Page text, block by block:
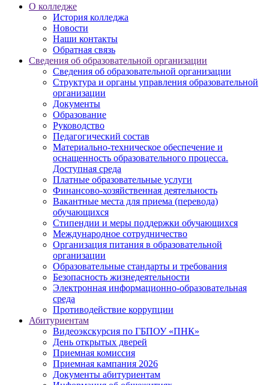
О колледже
История колледжа
Новости
Наши контакты
Обратная связь
Сведения об образовательной организации
Сведения об образовательной организации
Структура и органы управления образовательной
организации
Документы
Образование
Руководство
Педагогический состав
Материально-техническое обеспечение и
оснащенность образовательного процесса.
Доступная среда
Платные образовательные услуги
Финансово-хозяйственная деятельность
Вакантные места для приема (перевода)
обучающихся
Стипендии и меры поддержки обучающихся
Международное сотрудничество
Организация питания в образовательной
организации
Образовательные стандарты и требования
Безопасность жизнедеятельности
Электронная информационно-образовательная
среда
Противодействие коррупции
Абитуриентам
Видеоэкскурсия по ГБПОУ «ПНК»
День открытых дверей
Приемная комиссия
Приемная кампания 2026
Дoкументы абитуриентам